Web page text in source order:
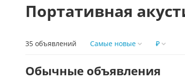
Портативная
35 объявлений Самые новые ₽
Обычные объявления